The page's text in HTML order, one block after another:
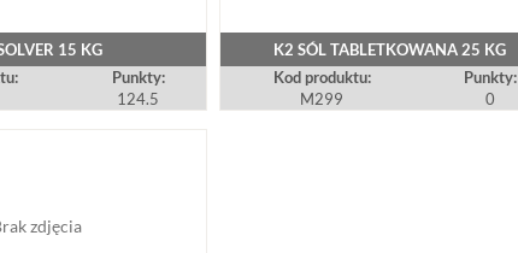
15 KG
Punkty:
124.5
K2 SÓL TABLETKOWANA 25 KG
Kod produktu:
M299
Punkty:
0
zdjęcia